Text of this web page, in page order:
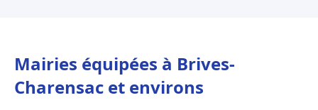
Mairies équipées à Brives-
Charensac et environs